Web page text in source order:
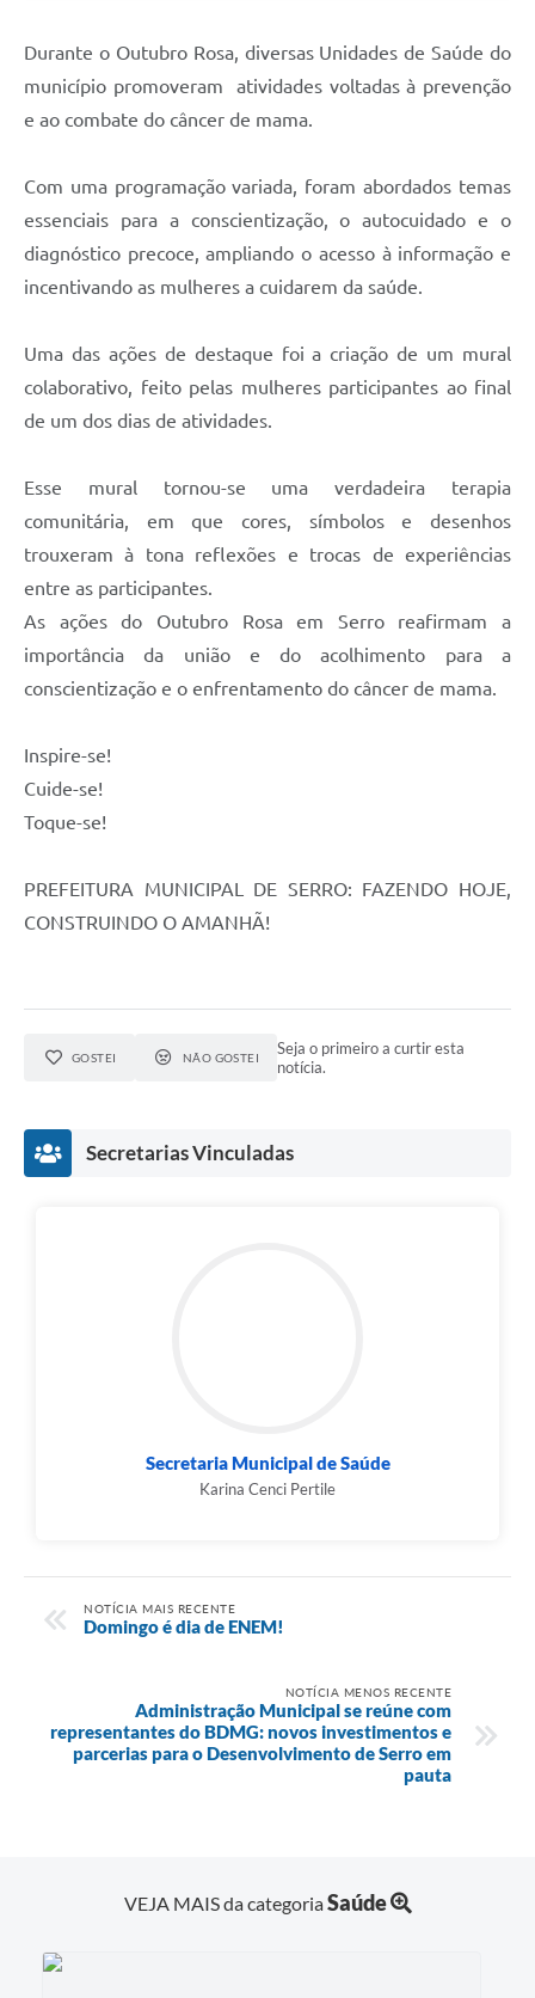
Telefones Úteis
Diário Oficial
Ouvidoria Municipal
Contato
Listagem de Contribuintes Inscritos na Dívida Ativa do
Município
Durante o Outubro Rosa, diversas Unidades de Saúde do
município promoveram atividades voltadas à prevenção
e ao combate do câncer de mama.
Com uma programação variada, foram abordados temas
essenciais para a conscientização, o autocuidado e o
diagnóstico precoce, ampliando o acesso à informação e
incentivando as mulheres a cuidarem da saúde.
Uma das ações de destaque foi a criação de um mural
colaborativo, feito pelas mulheres participantes ao final
de um dos dias de atividades.
Esse mural tornou-se uma verdadeira terapia
comunitária, em que cores, símbolos e desenhos
trouxeram à tona reflexões e trocas de experiências
entre as participantes.
As ações do Outubro Rosa em Serro reafirmam a
importância da união e do acolhimento para a
conscientização e o enfrentamento do câncer de mama.
Inspire-se!
Cuide-se!
Toque-se!
PREFEITURA MUNICIPAL DE SERRO: FAZENDO HOJE,
CONSTRUINDO O AMANHÃ!
GOSTEI NÃO GOSTEI
Seja o primeiro a curtir esta
notícia.
Secretarias Vinculadas
Secretaria Municipal de Saúde
Karina Cenci Pertile
NOTÍCIA MAIS RECENTE
Domingo é dia de ENEM!
NOTÍCIA MENOS RECENTE
Administração Municipal se reúne com
representantes do BDMG: novos investimentos e
parcerias para o Desenvolvimento de Serro em
pauta
VEJA MAIS da categoriaSaúde